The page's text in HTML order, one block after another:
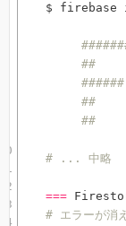
$
##
##
##
# ... 中略
===
# エラーが消